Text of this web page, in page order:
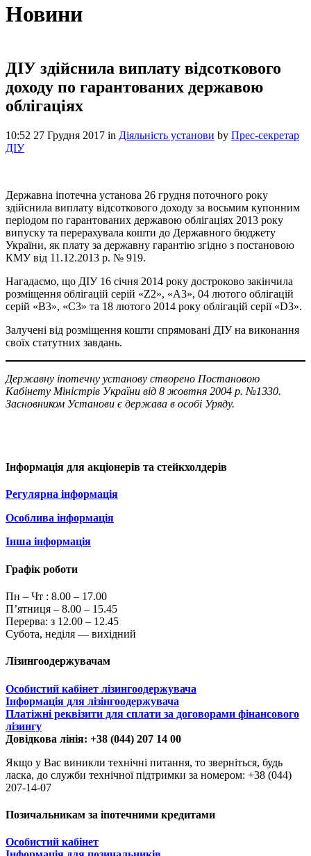
Новини
ДІУ здійснила виплату відсоткового
доходу по гарантованих державою
облігаціях
10:52 27 Грудня 2017 in Діяльність установи by Прес-секретар
ДІУ
Державна іпотечна установа 26 грудня поточного року
здійснила виплату відсоткового доходу за восьмим купонним
періодом по гарантованих державою облігаціях 2013 року
випуску та перерахувала кошти до Державного бюджету
України, як плату за державну гарантію згідно з постановою
КМУ від 11.12.2013 р. № 919.
Нагадаємо, що ДІУ 16 січня 2014 року достроково закінчила
розміщення облігацій серій «Z2», «А3», 04 лютого облігацій
серій «В3», «С3» та 18 лютого 2014 року облігацій серії «D3».
Залучені від розміщення кошти спрямовані ДІУ на виконання
своїх статутних завдань.
Державну іпотечну установу створено Постановою
Кабінету Міністрів України від 8 жовтня 2004 р. №1330.
Засновником Установи є держава в особі Уряду.
Інформація для акціонерів та стейкхолдерів
Регулярна інформація
Особлива інформація
Інша інформація
Графік роботи
Пн – Чт : 8.00 – 17.00
П’ятниця – 8.00 – 15.45
Перерва: з 12.00 – 12.45
Субота, неділя — вихідний
Лізингоодержувачам
Особистий кабінет лізингоодержувача
Інформація для лізінгоодержувача
Платіжні реквізити для сплати за договорами фінансового
лізингу
Довідкова лінія: +38 (044) 207 14 00
Якщо у Вас виникли технічні питання, то зверніться, будь
ласка, до служби технічної підтримки за номером: +38 (044)
207-14-07
Позичальникам за іпотечними кредитами
Особистий кабінет